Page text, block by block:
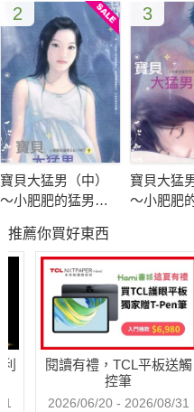
2
寶貝大猛男（中）
～小肥肥的猛男日
3
寶貝大猛
～小肥肥
推薦你買好東西
閱讀有禮，TCL平板送觸
控筆
2026/06/20 - 2026/08/31